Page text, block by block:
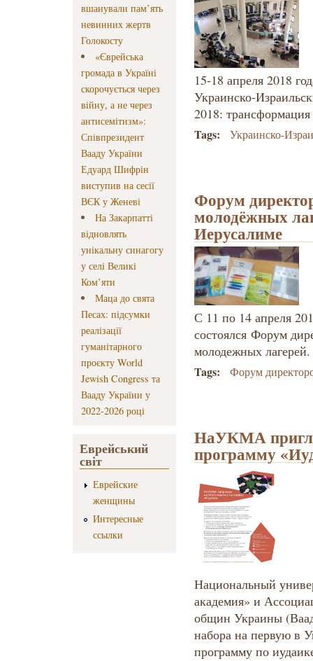
вшанували пам’ять
невинних жертв
Голокосту
«Єврейська
громада в Україні
скорочується через
війну, а не через
антисемітизм»:
Співпрезидент
Вааду України
Едуард Шифрін
виступив на сесії
ВЄК у Женеві
На Закарпатті
відновлять
унікальну синагогу
у селі Великі
Ком’яти
Маца до свята
Песах: підсумки
реалізації
гуманітарного
проєкту World
Jewish Congress та
Вааду України у
2022-2026 році
Еврейський
світ
Еврейские
женщины
Интересные
ссылки
15-18 апреля 2018
Украинско-
2018: трансформация
Tags: Украинско-
Форум
молодёжных
Иерусалиме
С 11 по 14 апреля
состоялся Форум
молодежных лагерей.
Tags: Форум
НаУКМА
программу
Национальный
академия» и
общин Украины
набора на первую в
программу по